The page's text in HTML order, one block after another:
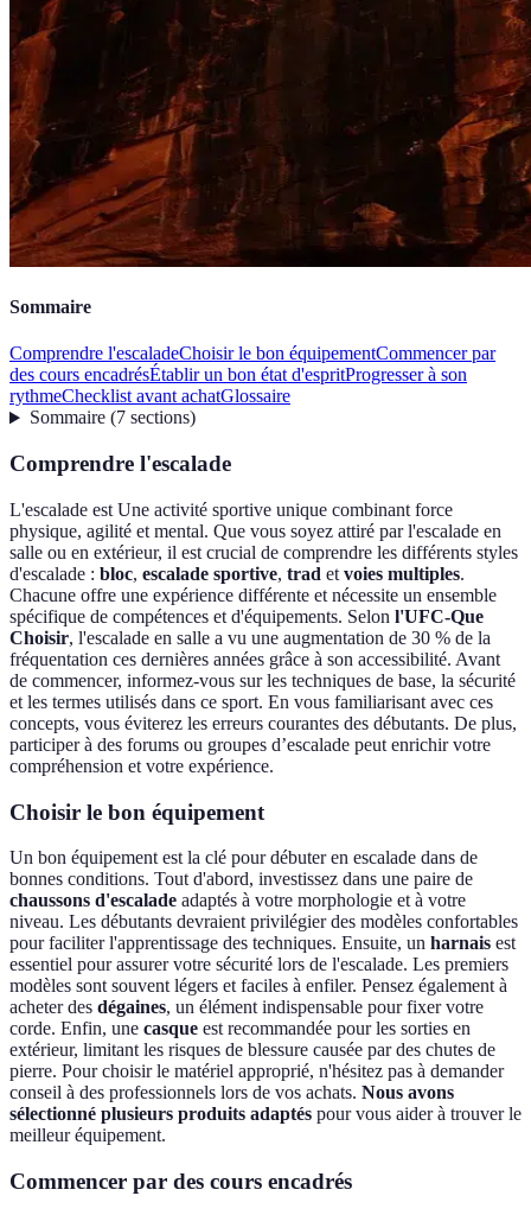
Sommaire
Comprendre l'escaladeChoisir le bon équipementCommencer par
des cours encadrésÉtablir un bon état d'espritProgresser à son
rythmeChecklist avant achatGlossaire
Sommaire(7 sections)
Comprendre l'escalade
L'escalade est Une activité sportive unique combinant force
physique, agilité et mental. Que vous soyez attiré par l'escalade en
salle ou en extérieur, il est crucial de comprendre les différents styles
d'escalade : bloc, escalade sportive, trad et voies multiples.
Chacune offre une expérience différente et nécessite un ensemble
spécifique de compétences et d'équipements. Selon l'UFC-Que
Choisir, l'escalade en salle a vu une augmentation de 30 % de la
fréquentation ces dernières années grâce à son accessibilité. Avant
de commencer, informez-vous sur les techniques de base, la sécurité
et les termes utilisés dans ce sport. En vous familiarisant avec ces
concepts, vous éviterez les erreurs courantes des débutants. De plus,
participer à des forums ou groupes d’escalade peut enrichir votre
compréhension et votre expérience.
Choisir le bon équipement
Un bon équipement est la clé pour débuter en escalade dans de
bonnes conditions. Tout d'abord, investissez dans une paire de
chaussons d'escalade adaptés à votre morphologie et à votre
niveau. Les débutants devraient privilégier des modèles confortables
pour faciliter l'apprentissage des techniques. Ensuite, un harnais est
essentiel pour assurer votre sécurité lors de l'escalade. Les premiers
modèles sont souvent légers et faciles à enfiler. Pensez également à
acheter des dégaines, un élément indispensable pour fixer votre
corde. Enfin, une casque est recommandée pour les sorties en
extérieur, limitant les risques de blessure causée par des chutes de
pierre. Pour choisir le matériel approprié, n'hésitez pas à demander
conseil à des professionnels lors de vos achats. Nous avons
sélectionné plusieurs produits adaptés pour vous aider à trouver le
meilleur équipement.
Commencer par des cours encadrés